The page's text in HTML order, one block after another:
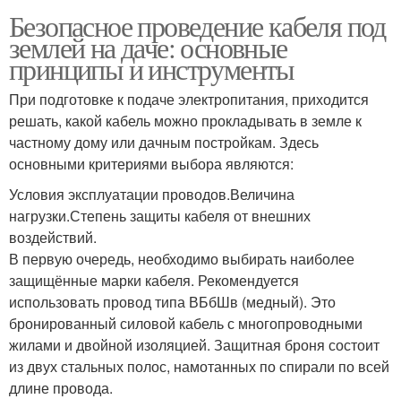
Безопасное проведение кабеля под
землей на даче: основные
принципы и инструменты
При подготовке к подаче электропитания, приходится
решать, какой кабель можно прокладывать в земле к
частному дому или дачным постройкам. Здесь
основными критериями выбора являются:
Условия эксплуатации проводов.Величина
нагрузки.Степень защиты кабеля от внешних
воздействий.
В первую очередь, необходимо выбирать наиболее
защищённые марки кабеля. Рекомендуется
использовать провод типа ВБбШв (медный). Это
бронированный силовой кабель с многопроводными
жилами и двойной изоляцией. Защитная броня состоит
из двух стальных полос, намотанных по спирали по всей
длине провода.